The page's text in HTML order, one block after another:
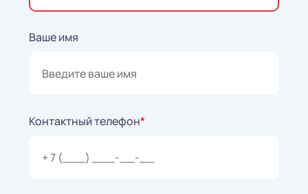
Ваше имя
Контактный телефон*